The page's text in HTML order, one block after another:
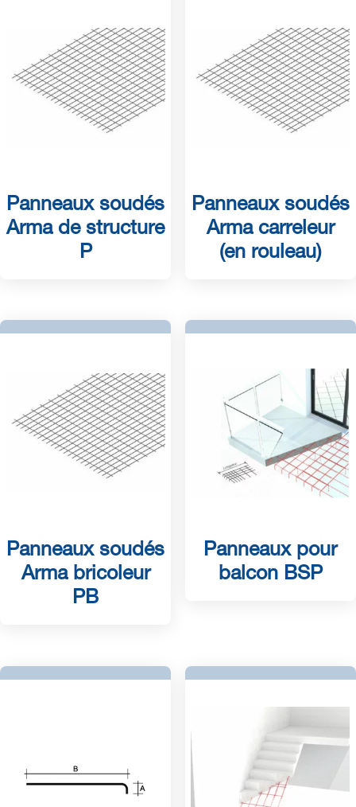
Panneaux soudés
Arma de structure
P
Panneaux soudés
Arma carreleur
(en rouleau)
Panneaux soudés
Arma bricoleur
PB
Panneaux pour
balcon BSP